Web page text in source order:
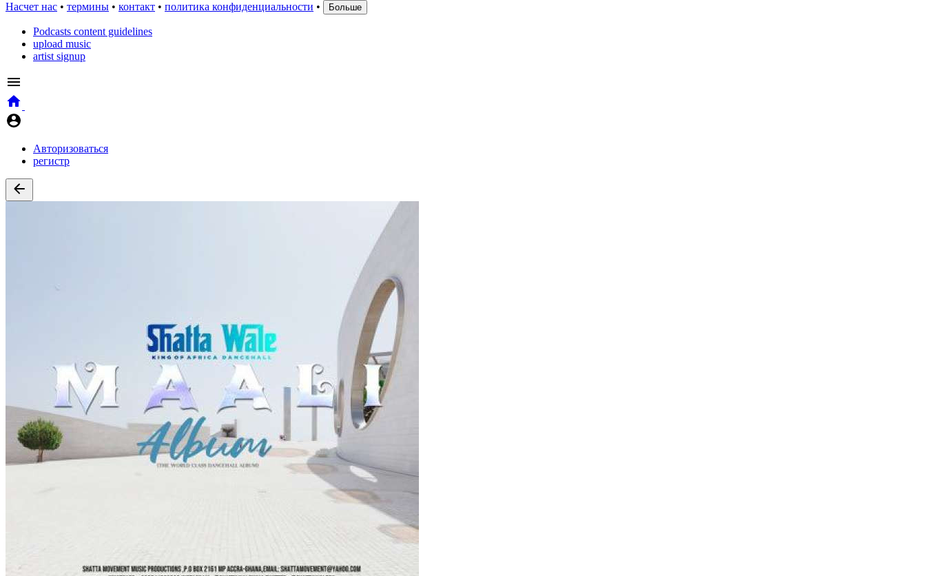
Насчет нас • термины • контакт • политика конфиденциальности • Больше
Podcasts content guidelines
upload music
artist signup
Авторизоваться
регистр